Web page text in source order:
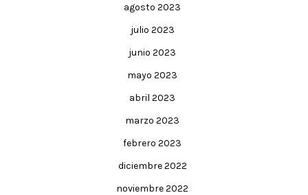
agosto 2023
julio 2023
junio 2023
mayo 2023
abril 2023
marzo 2023
febrero 2023
diciembre 2022
noviembre 2022